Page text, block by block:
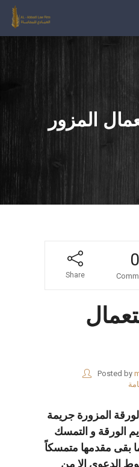
المزور
0
Share
Posted by
المزورة جريمة
الورقة و التمسك
بقى مقدمها متمسكاً
الدعوى إلا من